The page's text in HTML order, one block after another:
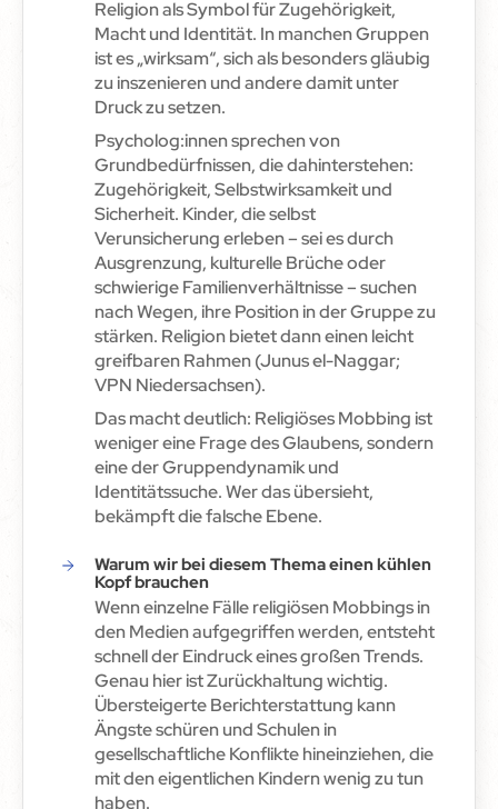
Religion als Symbol für Zugehörigkeit,
Macht und Identität. In manchen Gruppen
ist es „wirksam“, sich als besonders gläubig
zu inszenieren und andere damit unter
Druck zu setzen.
Psycholog:innen sprechen von
Grundbedürfnissen, die dahinterstehen:
Zugehörigkeit, Selbstwirksamkeit und
Sicherheit. Kinder, die selbst
Verunsicherung erleben – sei es durch
Ausgrenzung, kulturelle Brüche oder
schwierige Familienverhältnisse – suchen
nach Wegen, ihre Position in der Gruppe zu
stärken. Religion bietet dann einen leicht
greifbaren Rahmen (Junus el-Naggar;
VPN Niedersachsen).
Das macht deutlich: Religiöses Mobbing ist
weniger eine Frage des Glaubens, sondern
eine der Gruppendynamik und
Identitätssuche. Wer das übersieht,
bekämpft die falsche Ebene.
Warum wir bei diesem Thema einen kühlen
Kopf brauchen
Wenn einzelne Fälle religiösen Mobbings in
den Medien aufgegriffen werden, entsteht
schnell der Eindruck eines großen Trends.
Genau hier ist Zurückhaltung wichtig.
Übersteigerte Berichterstattung kann
Ängste schüren und Schulen in
gesellschaftliche Konflikte hineinziehen, die
mit den eigentlichen Kindern wenig zu tun
haben.